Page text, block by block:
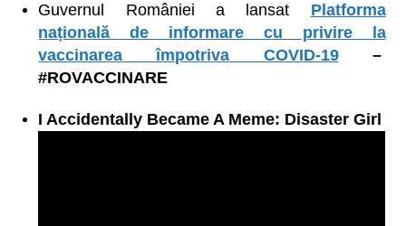
Guvernul României a lansat
Platforma
națională de informare cu privire la
vaccinarea împotriva COVID-19–
#ROVACCINARE
I Accidentally Became A Meme: Disaster Girl